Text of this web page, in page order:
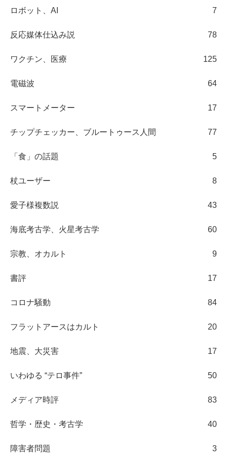
ロボット、AI 7
反応媒体仕込み説 78
ワクチン、医療 125
電磁波 64
スマートメーター 17
チップチェッカー、ブルートゥース人間 77
「食」の話題 5
杖ユーザー 8
愛子様複数説 43
海底考古学、火星考古学 60
宗教、オカルト 9
書評 17
コロナ騒動 84
フラットアースはカルト 20
地震、大災害 17
いわゆる “テロ事件” 50
メディア時評 83
哲学・歴史・考古学 40
障害者問題 3